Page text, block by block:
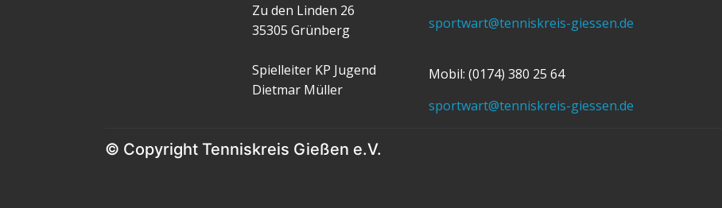
Zu den Linden 26
35305 Grünberg
Spielleiter KP Jugend
Dietmar Müller
sportwart@tenniskreis-giessen.de
Mobil: (0174) 380 25 64
sportwart@tenniskreis-giessen.de
© Copyright Tenniskreis Gießen e.V.